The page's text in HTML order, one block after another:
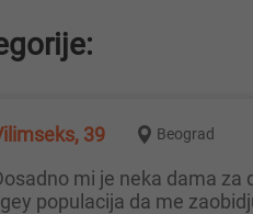
Vilimseks, 39 Beograd
sam zivim a neozbiljni
populacija da me